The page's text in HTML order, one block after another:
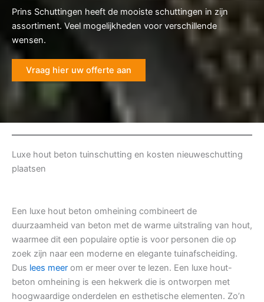
Prins Schuttingen heeft de mooiste schuttingen in zijn
assortiment. Veel mogelijkheden voor verschillende
wensen.
Vraag hier uw offerte aan
Luxe hout beton tuinschutting en kosten nieuweschutting
plaatsen
Een luxe hout beton omheining combineert de
duurzaamheid van beton met de warme uitstraling van hout,
waarmee dit een populaire optie is voor personen die op
zoek zijn naar een moderne en elegante tuinafscheiding.
Dus lees meer om er meer over te lezen. Een luxe hout-
beton omheining is een hekwerk die is ontworpen met
hoogwaardige onderdelen en esthetische elementen. Zo’n